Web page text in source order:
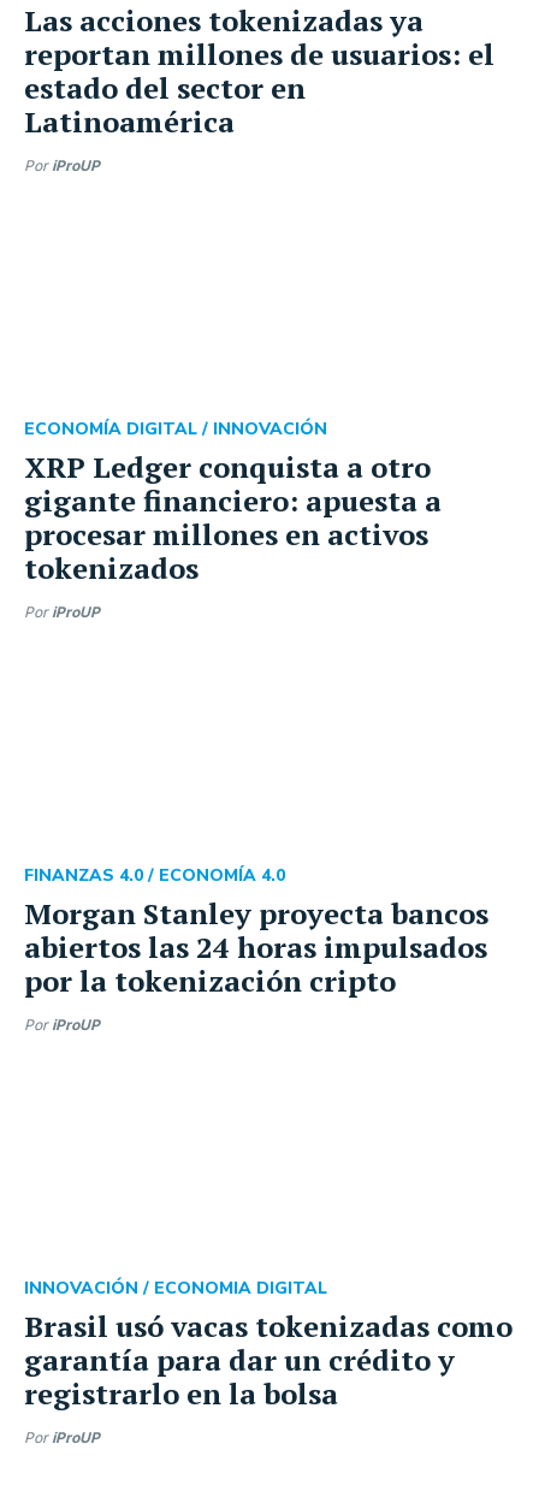
Las acciones tokenizadas ya
reportan millones de usuarios: el
estado del sector en
Latinoamérica
Por iProUP
XRP Ledger conquista a otro
gigante financiero: apuesta a
procesar millones en activos
tokenizados
ECONOMÍA DIGITAL / INNOVACIÓN
Por iProUP
Morgan Stanley proyecta bancos
abiertos las 24 horas impulsados
por la tokenización cripto
FINANZAS 4.0 / ECONOMÍA 4.0
Por iProUP
Brasil usó vacas tokenizadas como
garantía para dar un crédito y
registrarlo en la bolsa
INNOVACIÓN / ECONOMIA DIGITAL
Por iProUP